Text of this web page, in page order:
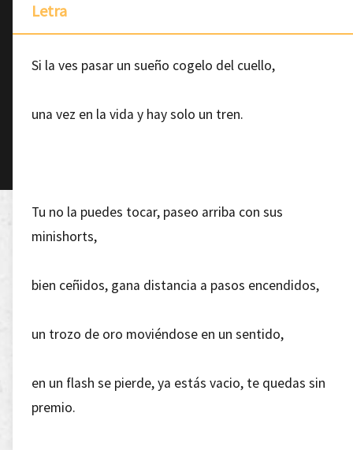
Letra
Si la ves pasar un sueño cogelo del cuello,
una vez en la vida y hay solo un tren.
Tu no la puedes tocar, paseo arriba con sus
minishorts,
bien ceñidos, gana distancia a pasos encendidos,
un trozo de oro moviéndose en un sentido,
en un flash se pierde, ya estás vacio, te quedas sin
premio.